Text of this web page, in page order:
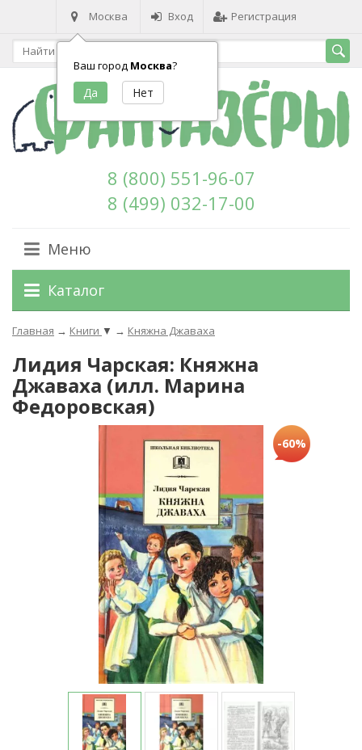
Москва
Ваш город Москва?
Вход Регистрация
8 (800) 551-96-07
8 (499) 032-17-00
Меню
Каталог
Главная → Книги ▼ → Княжна Джаваха
Лидия Чарская: Княжна
Джаваха (илл. Марина
Федоровская)
-60%